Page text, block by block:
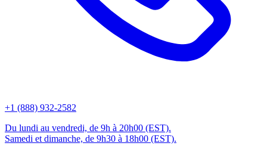
+1 (888) 932-2582
Du lundi au vendredi, de 9h à 20h00 (EST).
Samedi et dimanche, de 9h30 à 18h00 (EST).